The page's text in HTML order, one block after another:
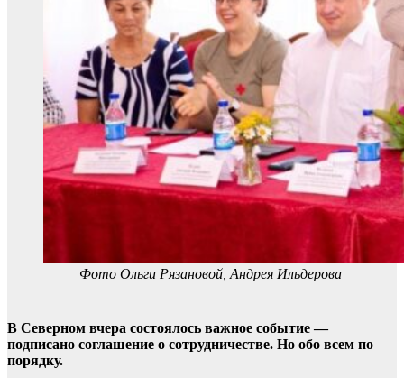
Фото Ольги Рязановой, Андрея Ильдерова
В Северном вчера состоялось важное событие —
подписано соглашение о сотрудничестве. Но обо всем по
порядку.